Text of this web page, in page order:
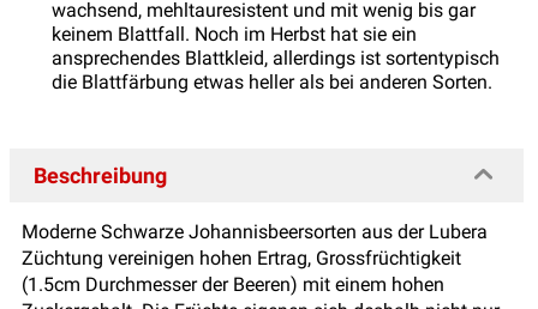
wachsend, mehltauresistent und mit wenig bis gar
keinem Blattfall. Noch im Herbst hat sie ein
ansprechendes Blattkleid, allerdings ist sortentypisch
die Blattfärbung etwas heller als bei anderen Sorten.
Beschreibung
Moderne Schwarze Johannisbeersorten aus der Lubera
Züchtung vereinigen hohen Ertrag, Grossfrüchtigkeit
(1.5cm Durchmesser der Beeren) mit einem hohen